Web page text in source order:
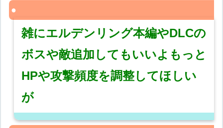
雑にエルデンリング本編やDLCの
ボスや敵追加してもいいよもっと
HPや攻撃頻度を調整してほしい
が